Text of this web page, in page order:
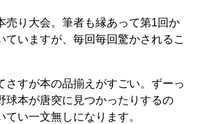
り大会。筆者も縁あって第1回か
ていますが、毎回毎回驚かされるこ
すが本の品揃えがすごい。ずーっ
球本が唐突に見つかったりするの
い一文無しになります。